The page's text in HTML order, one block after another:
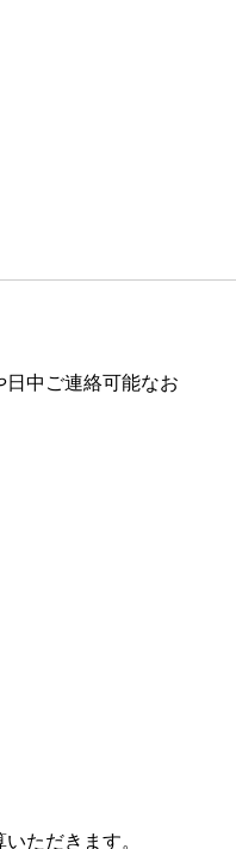
中ご連絡可能なお
ただきます。